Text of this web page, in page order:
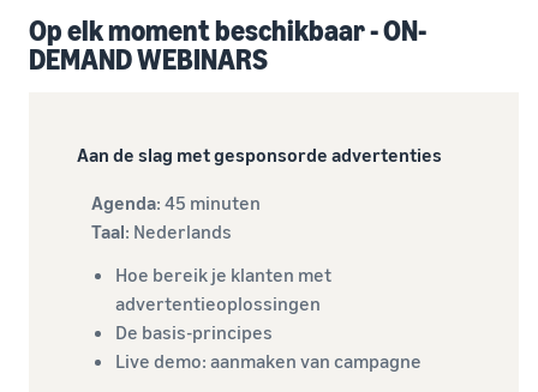
Op elk moment beschikbaar - ON-
DEMAND WEBINARS
Aan de slag met gesponsorde advertenties
Agenda: 45 minuten
Taal: Nederlands
Hoe bereik je klanten met
advertentieoplossingen
De basis-principes
Live demo: aanmaken van campagne